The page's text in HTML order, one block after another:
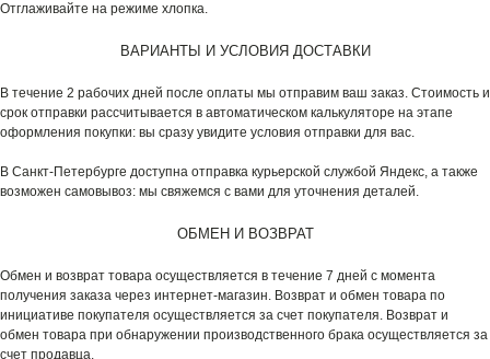
Отглаживайте на режиме хлопка.
ВАРИАНТЫ И УСЛОВИЯ ДОСТАВКИ
В течение 2 рабочих дней после оплаты мы отправим ваш заказ. Стоимость и
срок отправки рассчитывается в автоматическом калькуляторе на этапе
оформления покупки: вы сразу увидите условия отправки для вас.
В Санкт-Петербурге доступна отправка курьерской службой Яндекс, а также
возможен самовывоз: мы свяжемся с вами для уточнения деталей.
ОБМЕН И ВОЗВРАТ
Обмен и возврат товара осуществляется в течение 7 дней с момента
получения заказа через интернет-магазин. Возврат и обмен товара по
инициативе покупателя осуществляется за счет покупателя. Возврат и
обмен товара при обнаружении производственного брака осуществляется за
счет продавца.